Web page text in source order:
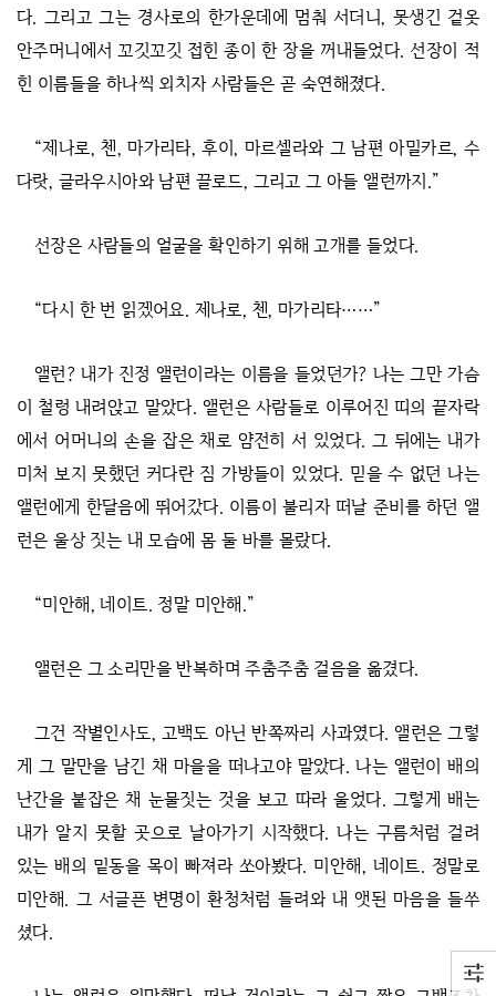
다. 그리고 그는 경사로의 한가운데에 멈춰 서더니, 못생긴 겉옷
안주머니에서 꼬깃꼬깃 접힌 종이 한 장을 꺼내들었다. 선장이 적
힌 이름들을 하나씩 외치자 사람들은 곧 숙연해졌다.
“제나로, 첸, 마가리타, 후이, 마르셀라와 그 남편 아밀카르, 수
다랏, 글라우시아와 남편 끌로드, 그리고 그 아들 앨런까지.”
선장은 사람들의 얼굴을 확인하기 위해 고개를 들었다.
“다시 한 번 읽겠어요. 제나로, 첸, 마가리타……”
앨런? 내가 진정 앨런이라는 이름을 들었던가? 나는 그만 가슴
이 철렁 내려앉고 말았다. 앨런은 사람들로 이루어진 띠의 끝자락
에서 어머니의 손을 잡은 채로 얌전히 서 있었다. 그 뒤에는 내가
미처 보지 못했던 커다란 짐 가방들이 있었다. 믿을 수 없던 나는
앨런에게 한달음에 뛰어갔다. 이름이 불리자 떠날 준비를 하던 앨
런은 울상 짓는 내 모습에 몸 둘 바를 몰랐다.
“미안해, 네이트. 정말 미안해.”
앨런은 그 소리만을 반복하며 주춤주춤 걸음을 옮겼다.
그건 작별인사도, 고백도 아닌 반쪽짜리 사과였다. 앨런은 그렇
게 그 말만을 남긴 채 마을을 떠나고야 말았다. 나는 앨런이 배의
난간을 붙잡은 채 눈물짓는 것을 보고 따라 울었다. 그렇게 배는
내가 알지 못할 곳으로 날아가기 시작했다. 나는 구름처럼 걸려
있는 배의 밑동을 목이 빠져라 쏘아봤다. 미안해, 네이트. 정말로
미안해. 그 서글픈 변명이 환청처럼 들려와 내 앳된 마음을 들쑤
셨다.